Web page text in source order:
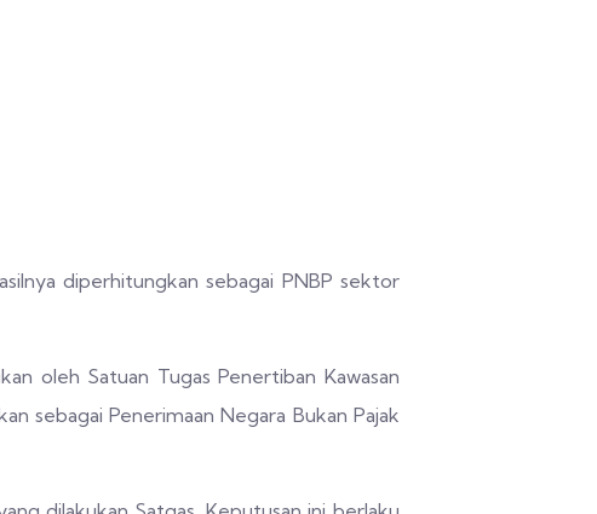
diperhitungkan sebagai PNBP sektor
oleh Satuan Tugas Penertiban Kawasan
sebagai Penerimaan Negara Bukan Pajak